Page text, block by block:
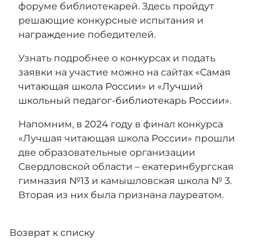
форуме библиотекарей. Здесь пройдут
решающие конкурсные испытания и
награждение победителей.
Узнать подробнее о конкурсах и подать
заявки на участие можно на сайтах «Самая
читающая школа России» и «Лучший
школьный педагог-библиотекарь России».
Напомним, в 2024 году в финал конкурса
«Лучшая читающая школа России» прошли
две образовательные организации
Свердловской области – екатеринбургская
гимназия №13 и камышловская школа № 3.
Вторая из них была признана лауреатом.
Возврат к списку